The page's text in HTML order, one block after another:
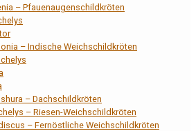
– Pfauenaugenschildkröten
– Indische Weichschildkröten
– Dachschildkröten
– Riesen-Weichschildkröten
– Fernöstliche Weichschildkröten